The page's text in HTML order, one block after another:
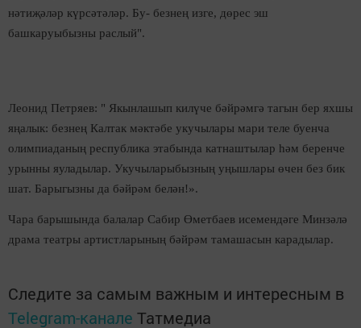
нәтиҗәләр күрсәтәләр. Бу- безнең изге, дөрес эш
башкаруыбызны раслый".
Леонид Петряев: " Якынлашып килүче бәйрәмгә тагын бер яхшы
яңалык: безнең Калтак мәктәбе укучылары мари теле буенча
олимпиаданың республика этабында катнаштылар һәм беренче
урынны яуладылар. Укучыларыбызның уңышлары өчен без бик
шат. Барыгызны да бәйрәм белән!».
Чара барышында балалар Сабир Өметбаев исемендәге Минзәлә
драма театры артистларының бәйрәм тамашасын карадылар.
Следите за самым важным и интересным в
Telegram-канале Татмедиа